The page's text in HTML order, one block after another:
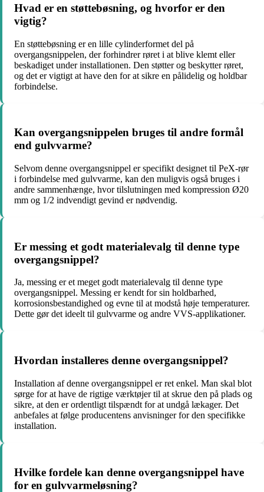
Hvad er en støttebøsning, og hvorfor er den
vigtig?
En støttebøsning er en lille cylinderformet del på
overgangsnippelen, der forhindrer røret i at blive klemt eller
beskadiget under installationen. Den støtter og beskytter røret,
og det er vigtigt at have den for at sikre en pålidelig og holdbar
forbindelse.
Kan overgangsnippelen bruges til andre formål
end gulvvarme?
Selvom denne overgangsnippel er specifikt designet til PeX-rør
i forbindelse med gulvvarme, kan den muligvis også bruges i
andre sammenhænge, hvor tilslutningen med kompression Ø20
mm og 1/2 indvendigt gevind er nødvendig.
Er messing et godt materialevalg til denne type
overgangsnippel?
Ja, messing er et meget godt materialevalg til denne type
overgangsnippel. Messing er kendt for sin holdbarhed,
korrosionsbestandighed og evne til at modstå høje temperaturer.
Dette gør det ideelt til gulvvarme og andre VVS-applikationer.
Hvordan installeres denne overgangsnippel?
Installation af denne overgangsnippel er ret enkel. Man skal blot
sørge for at have de rigtige værktøjer til at skrue den på plads og
sikre, at den er ordentligt tilspændt for at undgå lækager. Det
anbefales at følge producentens anvisninger for den specifikke
installation.
Hvilke fordele kan denne overgangsnippel have
for en gulvvarmeløsning?